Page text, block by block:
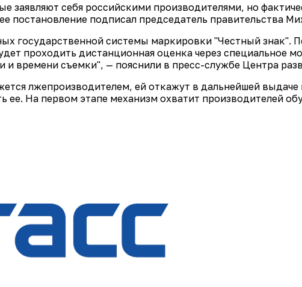
заявляют себя российскими производителями, но
постановление подписал председатель правительства
государственной системы маркировки "Честный знак".
проходить дистанционная оценка через специальное
времени съемки", — пояснили в пресс-службе Центра
лжепроизводителем, ей откажут в дальнейшей
ее. На первом этапе механизм охватит производителей